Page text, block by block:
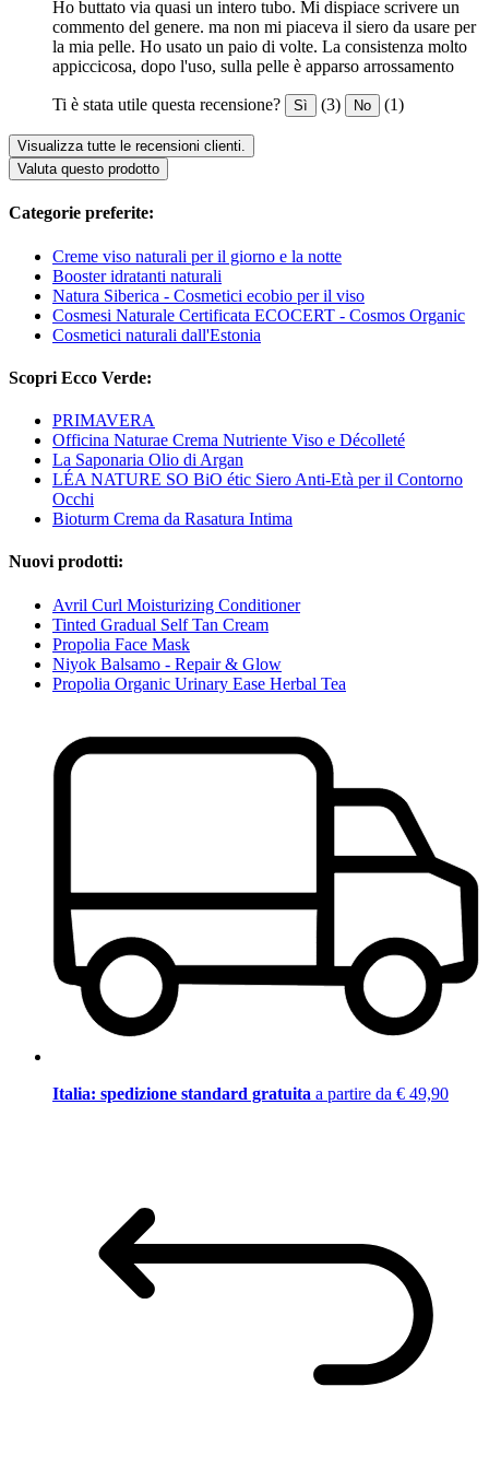
Ho buttato via quasi un intero tubo. Mi dispiace scrivere un
commento del genere. ma non mi piaceva il siero da usare per
la mia pelle. Ho usato un paio di volte. La consistenza molto
appiccicosa, dopo l'uso, sulla pelle è apparso arrossamento
Ti è stata utile questa recensione? Sì (3) No (1)
Visualizza tutte le recensioni clienti.
Valuta questo prodotto
Categorie preferite:
Creme viso naturali per il giorno e la notte
Booster idratanti naturali
Natura Siberica - Cosmetici ecobio per il viso
Cosmesi Naturale Certificata ECOCERT - Cosmos Organic
Cosmetici naturali dall'Estonia
Scopri Ecco Verde:
PRIMAVERA
Officina Naturae Crema Nutriente Viso e Décolleté
La Saponaria Olio di Argan
LÉA NATURE SO BiO étic Siero Anti-Età per il Contorno
Occhi
Bioturm Crema da Rasatura Intima
Nuovi prodotti:
Avril Curl Moisturizing Conditioner
Tinted Gradual Self Tan Cream
Propolia Face Mask
Niyok Balsamo - Repair & Glow
Propolia Organic Urinary Ease Herbal Tea
Italia: spedizione standard gratuita a partire da € 49,90